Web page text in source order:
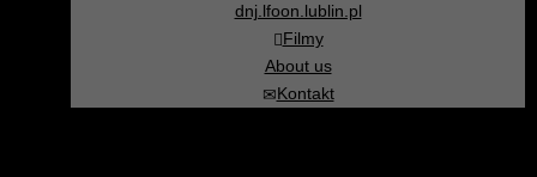
dnj.lfoon.lublin.pl
Filmy
About us
Kontakt